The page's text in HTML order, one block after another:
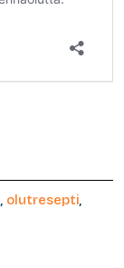
, olutresepti,